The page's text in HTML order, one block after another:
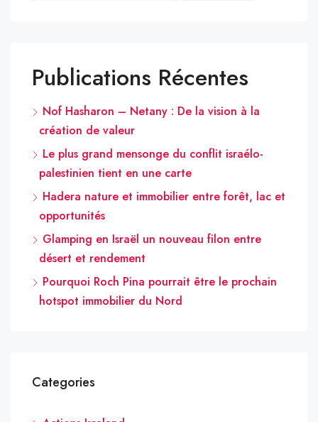
Publications Récentes
Nof Hasharon – Netany : De la vision à la
création de valeur
Le plus grand mensonge du conflit israélo-
palestinien tient en une carte
Hadera nature et immobilier entre forêt, lac et
opportunités
Glamping en Israël un nouveau filon entre
désert et rendement
Pourquoi Roch Pina pourrait être le prochain
hotspot immobilier du Nord
Categories